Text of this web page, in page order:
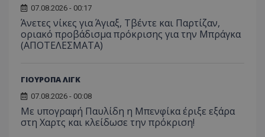
07.08.2026 - 00:17
Άνετες νίκες για Άγιαξ, Τβέντε και Παρτίζαν,
οριακό προβάδισμα πρόκρισης για την Μπράγκα
(ΑΠΟΤΕΛΕΣΜΑΤΑ)
ΓΙΟΥΡΟΠΑ ΛΙΓΚ
07.08.2026 - 00:08
Με υπογραφή Παυλίδη η Μπενφίκα έριξε εξάρα
στη Χαρτς και κλείδωσε την πρόκριση!